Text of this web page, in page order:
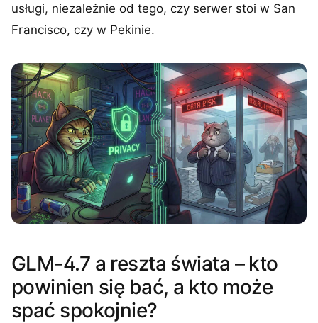
usługi, niezależnie od tego, czy serwer stoi w San
Francisco, czy w Pekinie.
GLM-4.7 a reszta świata – kto
powinien się bać, a kto może
spać spokojnie?